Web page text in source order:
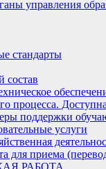
управления
стандарты
состав
процесса.
поддержки
услуги
для приема